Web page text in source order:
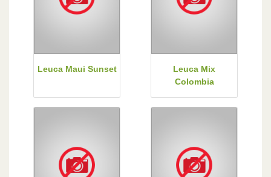
Leuca Maui Sunset
Leuca Mix
Colombia